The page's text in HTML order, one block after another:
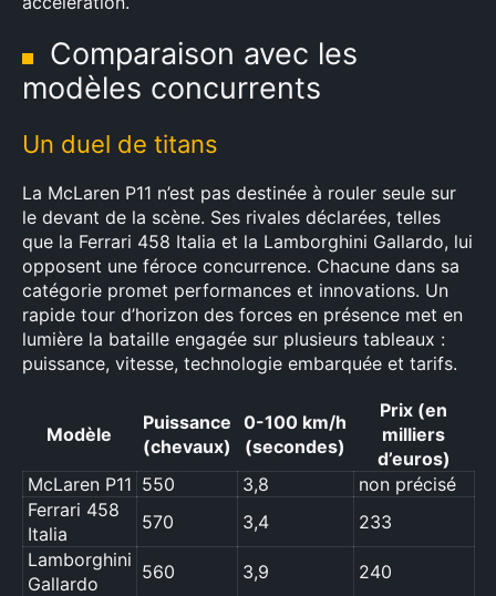
Comparaison avec les
modèles concurrents
Un duel de titans
La McLaren P11 n’est pas destinée à rouler seule sur
le devant de la scène. Ses rivales déclarées, telles
que la Ferrari 458 Italia et la Lamborghini Gallardo, lui
opposent une féroce concurrence. Chacune dans sa
catégorie promet performances et innovations. Un
rapide tour d’horizon des forces en présence met en
lumière la bataille engagée sur plusieurs tableaux :
puissance, vitesse, technologie embarquée et tarifs.
Modèle
Puissance
(chevaux)
0-100 km/h
(secondes)
Prix (en
milliers
d’euros)
McLaren P11 550 3,8
non précisé
Ferrari 458
Italia
570 3,4
233
Lamborghini
Gallardo
560 3,9 240